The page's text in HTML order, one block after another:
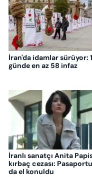
İran'da idamlar sürüyor:
günde en az 58 infaz
İranlı sanatçı Anita
kırbaç cezası:
da el konuldu